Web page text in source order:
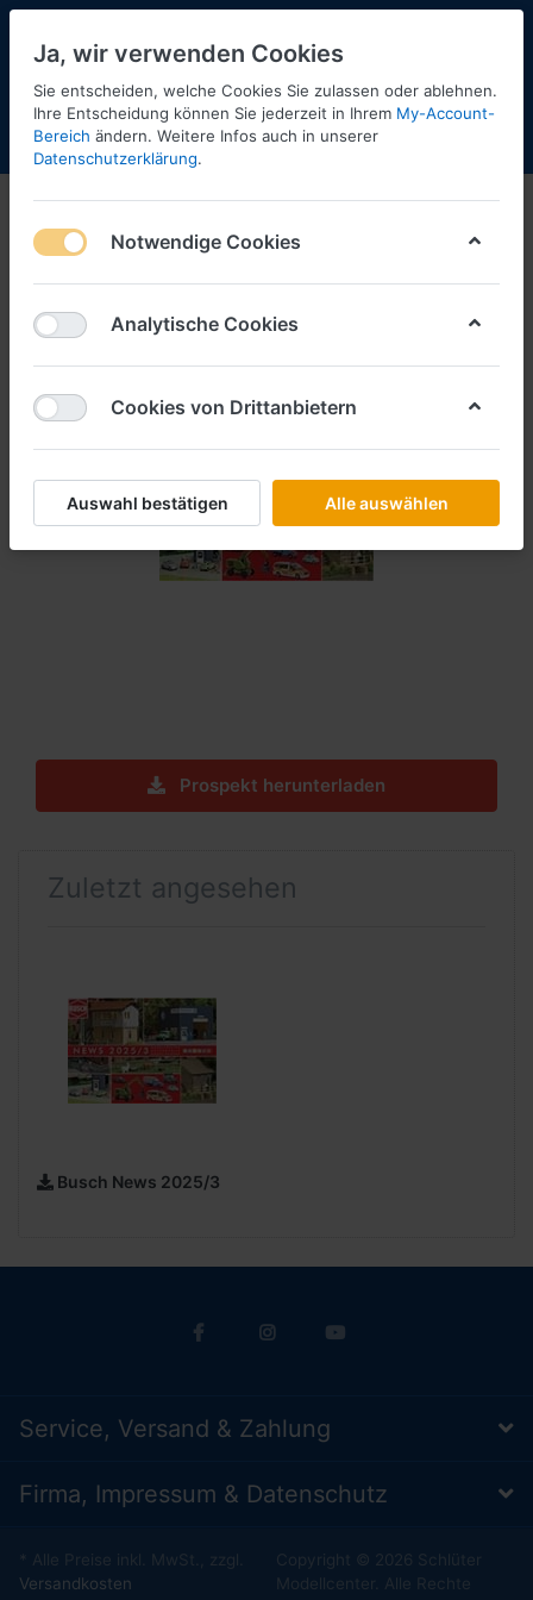
Menü Anmelden Shopaktualisierung
Busch
Busch News 2025/3
Prospekt herunterladen
Zuletzt angesehen
Busch News 2025/3
Service, Versand & Zahlung
Firma, Impressum & Datenschutz
* Alle Preise inkl. MwSt., zzgl.
Versandkosten
Copyright © 2026 Schlüter
Modellcenter. Alle Rechte
Ja, wir verwenden Cookies
Sie entscheiden, welche Cookies Sie zulassen oder ablehnen.
Ihre Entscheidung können Sie jederzeit in Ihrem My-Account-
Bereich ändern. Weitere Infos auch in unserer
Datenschutzerklärung.
Notwendige Cookies
Analytische Cookies
Cookies von Drittanbietern
Auswahl bestätigen Alle auswählen